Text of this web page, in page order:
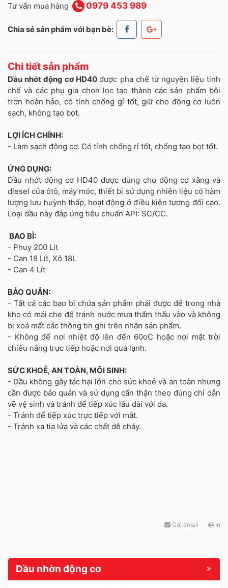
Tư vấn mua hàng 0979 453 989
Chia sẻ sản phẩm với bạn bè:
Chi tiết sản phẩm
Dầu nhớt động cơ HD40được pha chế từ nguyên liệu tinh
chế và các phụ gia chọn lọc tạo thành các sản phẩm bôi
trơn hoàn hảo, có tính chống gỉ tốt, giữ cho động cơ luôn
sạch, không tạo bọt.
LỢI ÍCH CHÍNH:
- Làm sạch động cơ. Có tính chống rỉ tốt, chống tạo bọt tốt.
ỨNG DỤNG:
Dầu nhớt động cơ HD40 được dùng cho động cơ xăng và
diesel của ôtô, máy móc, thiết bị sử dụng nhiên liệu có hàm
lượng lưu huỳnh thấp, hoạt động ở điều kiện tương đối cao.
Loại dầu này đáp ứng tiêu chuẩn API: SC/CC.
BAO BÌ:
- Phuy 200 Lít
- Can 18 Lít, Xô 18L
- Can 4 Lít
BẢO QUẢN:
- Tất cả các bao bì chứa sản phẩm phải được để trong nhà
kho có mái che để tránh nước mưa thẩm thấu vào và không
bị xoá mất các thông tin ghi trên nhãn sản phẩm.
- Không để nơi nhiệt độ lên đến 60oC hoặc nơi mặt trời
chiếu nắng trực tiếp hoặc nơi quá lạnh.
SỨC KHOẺ, AN TOÀN, MÔI SINH:
- Dầu không gây tác hại lớn cho sức khoẻ và an toàn nhưng
cần được bảo quản và sử dụng cẩn thận theo đúng chỉ dẫn
về vệ sinh và tránh để tiếp xúc lâu dài với da.
- Tránh để tiếp xúc trực tiếp với mắt.
- Tránh xa tia lửa và các chất dễ cháy.
Gửi email In
Dầu nhờn động cơ